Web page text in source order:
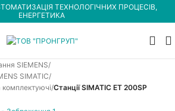
ТЕХНОЛОГІЧНИХ ПРОЦЕСІВ,
ЕНЕРГЕТИКА
SIEMENS
SIMATIC
комплектуючі Станції SIMATIC ET 200SP